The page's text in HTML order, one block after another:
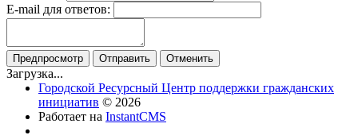
E-mail для ответов:
Предпросмотр Отправить Отменить
Загрузка...
Городской Ресурсный Центр поддержки гражданских
инициатив © 2026
Работает на InstantCMS